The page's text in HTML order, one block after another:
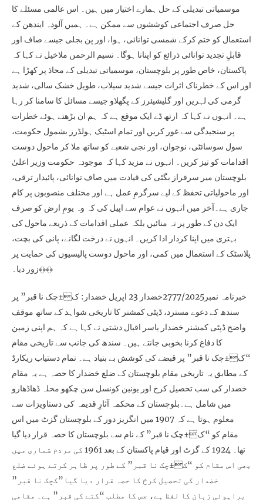
موسمیاتی تبدیلی کے حل ہمارے اختیار میں ہیں۔ اس عالمی مسئلے کا
حل صرف اجتماعی کوششوں سے ممکن ہے۔ ہمیں آلودہ ایندھن کے
استعمال کو ختم کرکے شمسی توانائی، ہوا، اور پن بجلی جیسے صاف اور
قابلِ تجدید توانائی ذرائع کو اپنانا ہوگا۔ نسیم الرحمن ملاخیل نے کہا کہ
پاکستان، خاص طور پر بلوچستان، موسمیاتی تبدیلی کے محاذ پر کھڑا ہے
اور اس کے خطرناک اثرات جیسے شدید سیلاب، طویل خشک سالی، شدید
گرمی کی لہریں اور گلیشیئرز کے پگھلاو جیسے مسائل کا سامنا کر رہا
ہے۔ انہوں نے کہا کہ ارتھ ڈے ایک موقع ہے کہ ہم ان بڑھتے ہوئے خطرات
پر سنجیدگی سے غور کریں اور تمام اسٹیک ہولڈرز بشمول حکومت،
سول سوسائٹی، نوجوان، اور نجی شعبے کو ساتھ ملا کر ماحول دوست
اقدامات کو تیز کریں۔ انہوں نے مزید کہا کہ موجودہ حکومت وزیر اعلیٰ
بلوچستان میر سرفراز بگٹی کی قیادت میں صاف توانائی، پائیدار ترقی،
اور ماحولیاتی تحفظ کے لیے سرگرمِ عمل ہے اور مختلف منصوبوں پر کام
جاری ہے۔آخر میں انہوں نے عوام سے اپیل کی کہ وہ یومِ ارض کو صرف
ایک دن کے طور پر نہ منائیں بلکہ عملی اقدامات کے ذریعے ماحول کی
بہتری میں اپنا کردار ادا کریں۔ انہوں نے درخت لگانے، پانی کی بچت،
پلاسٹک کے استعمال میں کمی، اور ماحول دوست پالیسیوں کی حمایت پر
زور دیا۔﴾﴿﴾﴿
خبرنامہ نمبر2777/2025خضدار 23 اپریل خضدار: ک±چک نا قبر” پر
سندھ کے دعوے مسترد، ڈپٹی کمشنر کا تاریخی شواہد کے ساتھ موقف
واضح ڈپٹی کمشنر خضدار یاسر اقبال دشتی نے کہا ہے کہ ہم اپنی زمین
کا دفاع کرنا بخوبی جانتے ہیں۔ سندھ کی جانب سے تاریخی مقام
“ک±چک نا قبر” پر قبضے کی کوشش بے بنیاد ہے۔ تمام دستیاب ریکارڈ
کے مطابق یہ تاریخی مقام بلوچستان کے ضلع خضدار کا حصہ ہے یہ مقام
خضدار کی سب تحصیل کرخ اور یونین کونسل سن چکھو محلہ ڈھاڈھارو
میں شامل ہے۔بلوچستان کے محکمہ آثارِ قدیمہ کی دستاویزات سے
معلوم ہوتا ہے کہ 1907 میں انگریز دور کے بلوچستان گزٹ میں اس
مقام کو “ک±چک نا قبر” کے نام سے بلوچستان کا حصہ قرار دیا گیا
تھا۔ 1924 کے گزٹ اور قیام پاکستان کے بعد 1961 کی مردم شماری میں
بھی اس مقام کو “ک±چک نا قبر” کے طور پر ظاہر کرتے ہوئے ضلع
خضدار کی تحصیل کرخ کا حصہ قرار دیا گیا”کچک نا قبر”
براہوئی زبان کا لفظ ہے، جس کا مطلب “کتے کی قبر” ہے۔ مقامی